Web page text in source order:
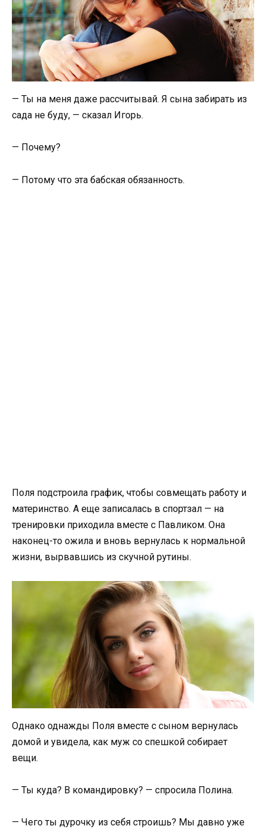
— Ты на меня даже рассчитывай. Я сына забирать из
сада не буду, — сказал Игорь.
— Почему?
— Потому что эта бабская обязанность.
Поля подстроила график, чтобы совмещать работу и
материнство. А еще записалась в спортзал — на
тренировки приходила вместе с Павликом. Она
наконец-то ожила и вновь вернулась к нормальной
жизни, вырвавшись из скучной рутины.
Однако однажды Поля вместе с сыном вернулась
домой и увидела, как муж со спешкой собирает
вещи.
— Ты куда? В командировку? — спросила Полина.
— Чего ты дурочку из себя строишь? Мы давно уже